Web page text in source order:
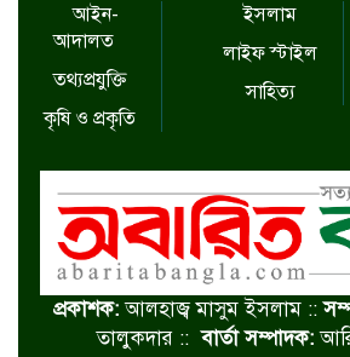
আইন-
আদালত
তথ্যপ্রযুক্তি
কৃষি ও প্রকৃতি
ইসলাম
লাইফ স্টাইল
সাহিত্য
প্রকাশক:আলহাজ্ব মাসুম ইসলাম ::
তালুকদার ::বার্তা সম্পাদক: